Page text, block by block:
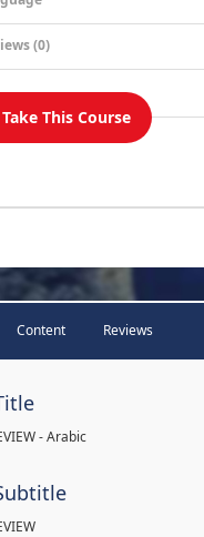
(0)
Take This Course
Content Reviews
- Arabic